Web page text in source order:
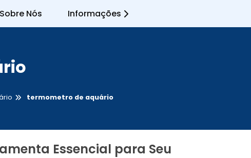
Sobre Nós Informações
termometro de aquário
Essencial para Seu